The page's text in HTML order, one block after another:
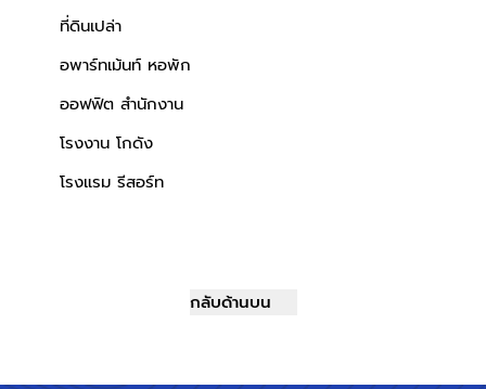
ที่ดินเปล่า
อพาร์ทเม้นท์ หอพัก
ออฟฟิต สำนักงาน
โรงงาน โกดัง
โรงแรม รีสอร์ท
กลับด้านบน